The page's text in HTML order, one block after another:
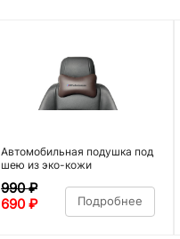
Автомобильная подушка под
шею из эко-кожи
990₽
690 ₽ Подробнее